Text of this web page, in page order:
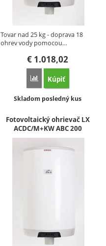
Tovar nad 25 kg - doprava 18
ohrev vody pomocou…
€ 1.018,02
Porovnať
Kúpiť
Dostupnosť:
Skladom posledný kus
Fotovoltaický ohrievač LX
ACDC/M+KW ABC 200